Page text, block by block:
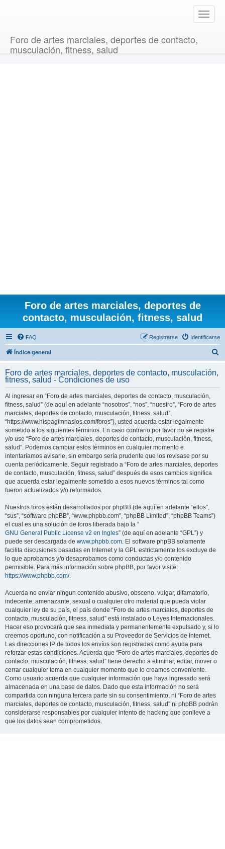
T
o
Foro de artes marciales, deportes de contacto,
musculación, fitness, salud
Foro de artes marciales, deportes de
contacto, musculación, fitness, salud
FAQ Identificarse
Registrarse
Índice general
c
Foro de artes marciales, deportes de contacto, musculación,
fitness, salud - Condiciones de uso
Al ingresar en “Foro de artes marciales, deportes de contacto, musculación,
fitness, salud” (de aquí en adelante “nosotros”, “nos”, “nuestro”, “Foro de artes
marciales, deportes de contacto, musculación, fitness, salud”,
“https://www.hispagimnasios.com/foros”), usted acuerda estar legalmente
sometido a los siguientes términos. En caso contrario por favor no se registre
y/o use “Foro de artes marciales, deportes de contacto, musculación, fitness,
salud”. Podemos cambiar estos términos en cualquier momento e
intentaríamos avisarle, sin embargo sería prudente que los revisase por su
cuenta periódicamente. Seguir registrado a “Foro de artes marciales, deportes
de contacto, musculación, fitness, salud” después de esos cambios significa
que acuerda estar legalmente sometido a esos nuevos términos tal como
fueron actualizados y/o reformados.
Nuestros foros están desarrollados por phpBB (de aquí en adelante “ellos”,
“sus”, “software phpBB”, “www.phpbb.com”, “phpBB Limited”, “phpBB Teams”)
el cual es una solución de foros liberada bajo la “
GNU General Public License v2 en Ingles” (de aquí en adelante “GPL”) y
puede ser descargada de www.phpbb.com. El software phpBB solamente
facilita discusiones basadas en Internet y la GPL estrictamente los excluye de
lo que aprobamos y/o desaprobamos como conductas y/o contenido
permisible. Para más información sobre phpBB, por favor visite:
https://www.phpbb.com/.
Acuerda no enviar ningun contenido abusivo, obsceno, vulgar, difamatorio,
indecente, amenazante, sexual o cualquier otro material que pueda violar
cualquier ley de su país, el país donde “Foro de artes marciales, deportes de
contacto, musculación, fitness, salud” está instalado o Leyes Internacionales.
Hacer eso provocará que sea inmediata y permanentemente expulsado y, si lo
creemos oportuno, con notificación a su Proveedor de Servicios de Internet.
Las direcciones IP de todos los envíos son registradas como ayuda para
reforzar estas condiciones. Acuerda que “Foro de artes marciales, deportes de
contacto, musculación, fitness, salud” tiene derecho a eliminar, editar, mover o
cerrar cualquier tema en cualquier momento que lo creamos conveniente.
Como usuario acuerda que cualquier información que haya ingresado será
almacenada en una base de datos. Dado que esta información no será
compartida con ninguna tercera parte sin su consentimiento, ni “Foro de artes
marciales, deportes de contacto, musculación, fitness, salud” ni phpBB podrán
considerarse responsables por cualquier intento de hacking que conlleve a
que los datos sean comprometidos.